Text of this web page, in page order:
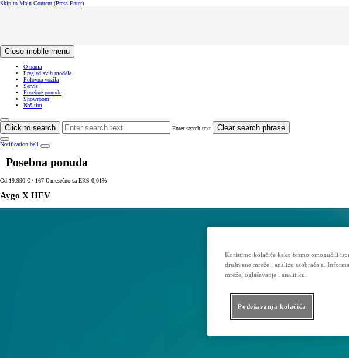
Skip to Main Content (Press Enter)
Close mobile menu
O nama
Pregled svih modela
Polovna vozila
Servis
Posebne ponude
Showroom
Naš tim
Click to search Enter search text Clear search phrase
Notification bell
Posebna ponuda
Od 19.990 € / 167 € mesečno sa EKS 0,01%
Aygo X HEV
Koristimo kolačiće kako bismo omogućili
društvene mreže i analizu saobraćaja.
mreže, oglašavanje i analitiku.
Podešavanja kolačića